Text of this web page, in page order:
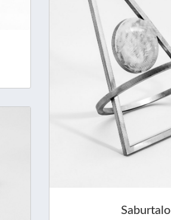
Saburtalo